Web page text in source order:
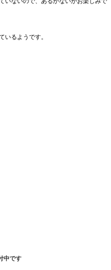
いるようです。
中です